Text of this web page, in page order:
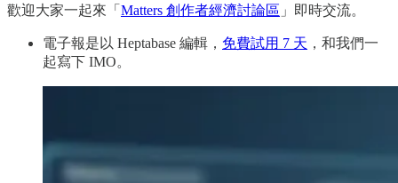
歡迎大家一起來「 Matters 創作者經濟討論區 」即時交流。
電子報是以 Heptabase 編輯， 免費試用 7 天 ，和我們一
起寫下 IMO。